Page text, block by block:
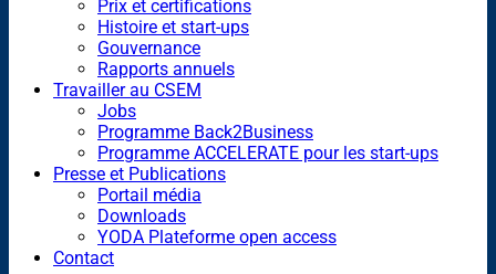
Prix et certifications
Histoire et start-ups
Gouvernance
Rapports annuels
Travailler au CSEM
Jobs
Programme Back2Business
Programme ACCELERATE pour les start-ups
Presse et Publications
Portail média
Downloads
YODA Plateforme open access
Contact